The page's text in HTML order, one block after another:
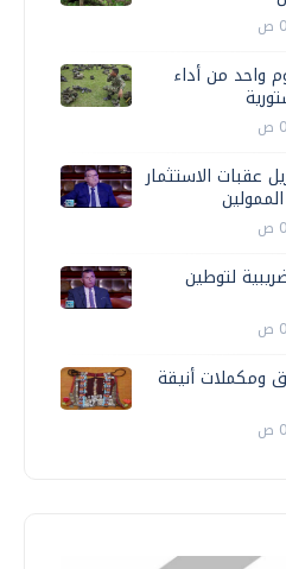
واحد من أداء
عقبات الاستثمار
لتوطين
ومكملات أنيقة